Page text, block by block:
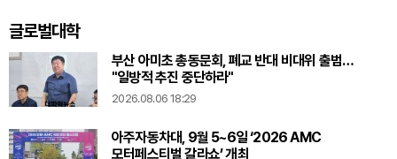
글로벌대학
부산 아미초 총동문회, 폐교 반대 비대위 출범…
"일방적 추진 중단하라"
2026.08.06 18:29
아주자동차대, 9월 5~6일 ‘2026 AMC
모터페스티벌 갈라쇼’ 개최